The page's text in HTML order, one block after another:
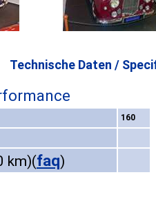
Technische Daten /
160
km)(faq)